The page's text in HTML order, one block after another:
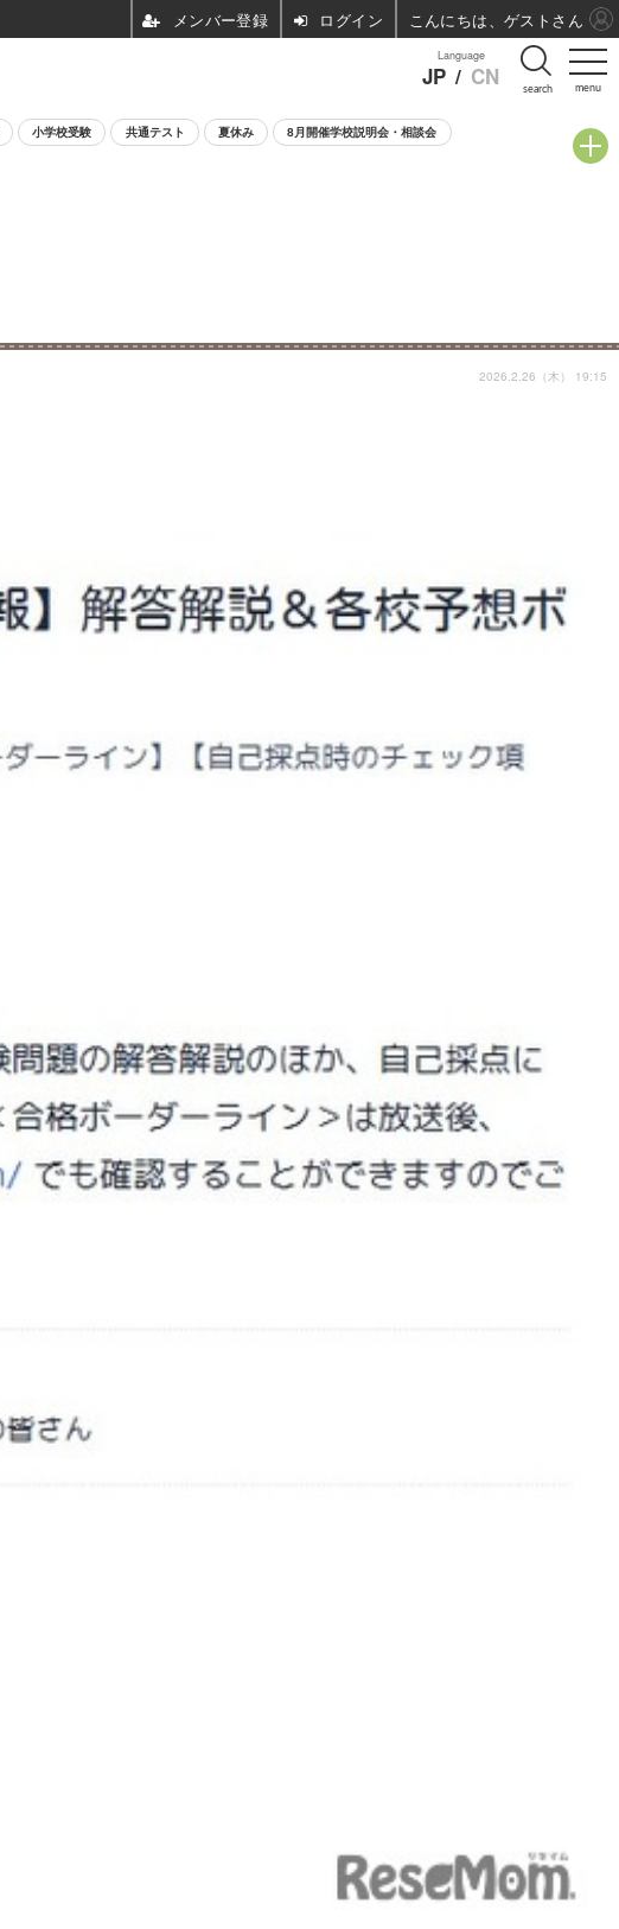
menu
Language
JP / CN search
小学校受験 共通テスト 夏休み 8月開催学校説明会・相談会
2026.2.26（木） 19:15
ログイン こんにちは、ゲストさん